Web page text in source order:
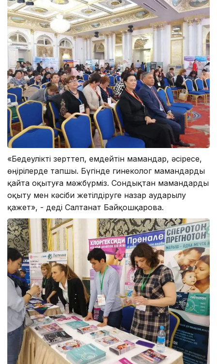
«Бедеулікті зерттеп, емдейтін мамандар, әсіресе,
өңірілерде тапшы. Бүгінде гинеколог мамандарды
қайта оқытуға мәжбүрміз. Сондықтан мамандарды
оқыту мен кәсіби жетілдіруге назар аударылу
қажет», - деді Салтанат Байқошқарова.